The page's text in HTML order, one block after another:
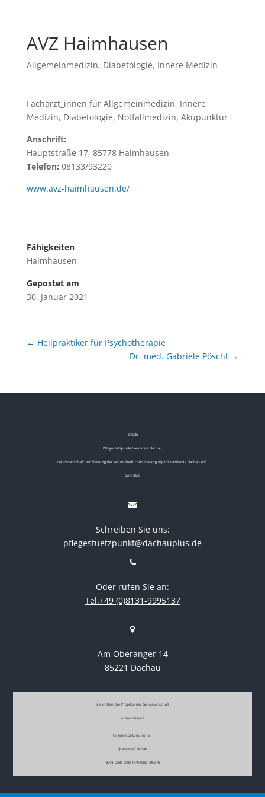
AVZ Haimhausen
Allgemeinmedizin, Diabetologie, Innere Medizin
Fachärzt_innen für Allgemeinmedizin, Innere
Medizin, Diabetologie, Notfallmedizin, Akupunktur
Anschrift:
Hauptstraße 17, 85778 Haimhausen
Telefon: 08133/93220
www.avz-haimhausen.de/
Fähigkeiten
Haimhausen
Gepostet am
30. Januar 2021
← Heilpraktiker für Psychotherapie
Dr. med. Gabriele Pöschl →
©2026
Pflegestützpunkt Landkreis Dachau
Genossenschaft zur Stärkung der gesundheitlichen Versorgung im Landkreis Dachau e.G.
GnR 2690
Schreiben Sie uns:
pflegestuetzpunkt@dachauplus.de
Oder rufen Sie an:
Tel.+49 (0)8131-9995137
Am Oberanger 14
85221 Dachau
Sie wollen die Projekte der Genossenschaft
unterstützen?
Unsere Kontonummer:
Sparkasse Dachau
IBAN DE86 7005 1540 0280 7950 48